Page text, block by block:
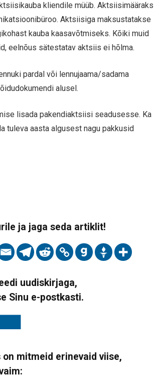
kliendile müüb. Aktsiisimääraks
Aktsiisiga maksustatakse
kauba kaasavõtmiseks. Kõiki muid
eelnõus sätestatav aktsiis ei hõlma.
pardal või lennujaama/sadama
alusel.
lisada pakendiaktsiisi seadusesse. Ka
tuleva aasta algusest nagu pakkusid
ja jaga seda artiklit!
uudiskirjaga,
Sinu e-postkasti.
mitmeid erinevaid viise,